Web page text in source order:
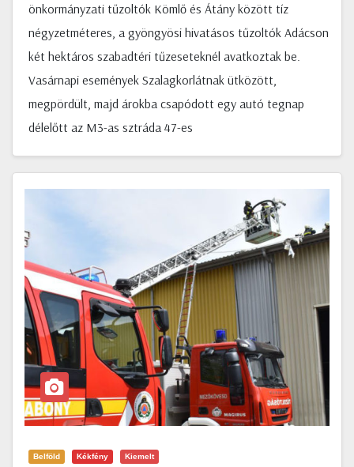
önkormányzati tűzoltók Kömlő és Átány között tíz
négyzetméteres, a gyöngyösi hivatásos tűzoltók Adácson
két hektáros szabadtéri tűzeseteknél avatkoztak be.
Vasárnapi események Szalagkorlátnak ütközött,
megpördült, majd árokba csapódott egy autó tegnap
délelőtt az M3-as sztráda 47-es
Belföld Kékfény Kiemelt